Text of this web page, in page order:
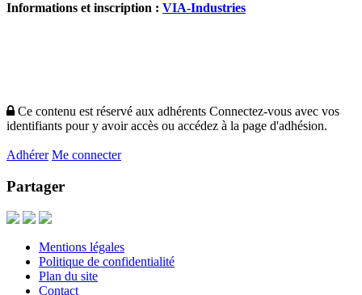
Informations et inscription : VIA-Industries
Ce contenu est réservé aux adhérents Connectez-vous avec vos
identifiants pour y avoir accès ou accédez à la page d'adhésion.
Adhérer Me connecter
Partager
Mentions légales
Politique de confidentialité
Plan du site
Contact